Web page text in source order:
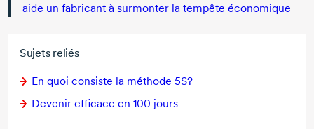
Sujets reliés
En quoi consiste la méthode 5S?
Devenir efficace en 100 jours
aide un fabricant à surmonter la tempête économique